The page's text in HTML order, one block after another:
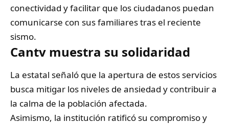
conectividad y facilitar que los ciudadanos puedan
comunicarse con sus familiares tras el reciente
sismo.
Cantv muestra su solidaridad
La estatal señaló que la apertura de estos servicios
busca mitigar los niveles de ansiedad y contribuir a
la calma de la población afectada.
Asimismo, la institución ratificó su compromiso y